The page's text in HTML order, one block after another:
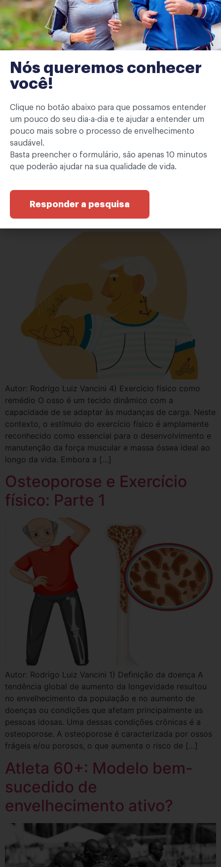
Autor: Rodrigo Luiz Vancini 7) Cuidados e
particularidades Imagine a estrutura interna do osso
como sendo a base de madeira de uma casa. O
processo de osteoporose é semelhante ao que
acontece durante uma infestação de cupins na
fundação de uma casa. Em algum momento, tanta
madeira é consumida que a resistência da fundação fica
[…]
Osteoporose e Exercício
físico: Parte 2
Autor: Rodrigo Luiz Vancini 4) Exercício físico como
remédio O osso é um tecido dinâmico com a
capacidade de se adaptar às mudanças de carga. Neste
contexto, o estímulo do exercício físico é amplamente
reconhecido como essencial para o desenvolvimento e
manutenção da força muscular e massa óssea ideal ao
longo da vida. Embora a […]
Osteoporose e Exercício
físico: Parte 1
Autor: Rodrigo Luiz Vancini 1) Definição da doença A
tendência global de aumento da longevidade resultou
no envelhecimento da população e no aumento de
doenças ou condições que afetam principalmente as
pessoas idosas. Uma dessas condições crônicas é a
osteoporose. A osteoporose é caracterizada por ossos
frágeis e/ou porosos, o que aumenta o risco de […]
Atleta 60+: Modelo bem-
sucedido de
envelhecimento ativo?
Nós queremos conhecer
você!
Clique no botão abaixo para que possamos entender
um pouco do seu dia-a-dia e te ajudar a entender um
pouco mais sobre o processo de envelhecimento
saudável.
Basta preencher o formulário, são apenas 10 minutos
que poderão ajudar na sua qualidade de vida.
Responder a pesquisa